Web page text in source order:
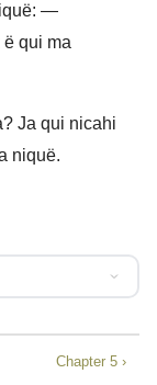
—
qui ma
Ja qui nicahi
niquë.
Chapter 5 ›